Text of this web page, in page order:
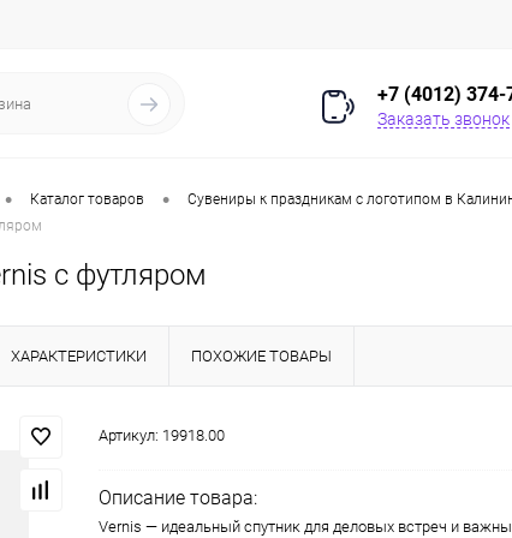
+7 (4012) 374-
Заказать звонок
• Каталог товаров • Сувениры к праздникам с логотипом в
с футляром
ХАРАКТЕРИСТИКИ ПОХОЖИЕ ТОВАРЫ
Артикул: 19918.00
Описание товара:
Vernis — идеальный спутник для деловых встреч и